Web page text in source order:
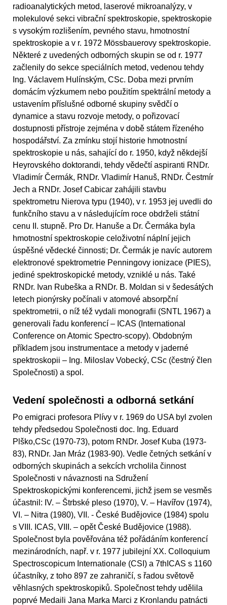
radioanalytických metod, laserové mikroanalýzy, v
molekulové sekci vibrační spektroskopie, spektroskopie
s vysokým rozlišením, pevného stavu, hmotnostní
spektroskopie a v r. 1972 Mössbauerovy spektroskopie.
Některé z uvedených odborných skupin se od r. 1977
začlenily do sekce speciálních metod, vedenou tehdy
Ing. Václavem Hulínským, CSc. Doba mezi prvním
domácím výzkumem nebo použitím spektrální metody a
ustavením příslušné odborné skupiny svědčí o
dynamice a stavu rozvoje metody, o pořizovací
dostupnosti přístroje zejména v době státem řízeného
hospodářství. Za zmínku stojí historie hmotnostní
spektroskopie u nás, sahající do r. 1950, když někdejší
Heyrovského doktorandi, tehdy vědečtí aspiranti RNDr.
Vladimír Čermák, RNDr. Vladimír Hanuš, RNDr. Čestmír
Jech a RNDr. Josef Cabicar zahájili stavbu
spektrometru Nierova typu (1940), v r. 1953 jej uvedli do
funkčního stavu a v následujícím roce obdrželi státní
cenu II. stupně. Pro Dr. Hanuše a Dr. Čermáka byla
hmotnostní spektroskopie celoživotní náplní jejich
úspěšné vědecké činnosti; Dr. Čermák je navíc autorem
elektronové spektrometrie Penningovy ionizace (PIES),
jediné spektroskopické metody, vzniklé u nás. Také
RNDr. Ivan Rubeška a RNDr. B. Moldan si v šedesátých
letech pionýrsky počínali v atomové absorpční
spektrometrii, o níž též vydali monografii (SNTL 1967) a
generovali řadu konferencí – ICAS (International
Conference on Atomic Spectro-scopy). Obdobným
příkladem jsou instrumentace a metody v jaderné
spektroskopii – Ing. Miloslav Vobecký, CSc (čestný člen
Společnosti) a spol.
Vedení společnosti a odborná setkání
Po emigraci profesora Plívy v r. 1969 do USA byl zvolen
tehdy předsedou Společnosti doc. Ing. Eduard
Plško,CSc (1970-73), potom RNDr. Josef Kuba (1973-
83), RNDr. Jan Mráz (1983-90). Vedle četných setkání v
odborných skupinách a sekcích vrcholila činnost
Společnosti v návaznosti na Sdružení
Spektroskopickými konferencemi, jichž jsem se vesměs
účastnil: IV. – Štrbské pleso (1970), V. – Havířov (1974),
VI. – Nitra (1980), VII. - České Budějovice (1984) spolu
s VIII. ICAS, VIII. – opět České Budějovice (1988).
Společnost byla pověřována též pořádáním konferencí
mezinárodních, např. v r. 1977 jubilejní XX. Colloquium
Spectroscopicum Internationale (CSI) a 7thICAS s 1160
účastníky, z toho 897 ze zahraničí, s řadou světově
věhlasných spektroskopiků. Společnost tehdy udělila
poprvé Medaili Jana Marka Marci z Kronlandu patnácti